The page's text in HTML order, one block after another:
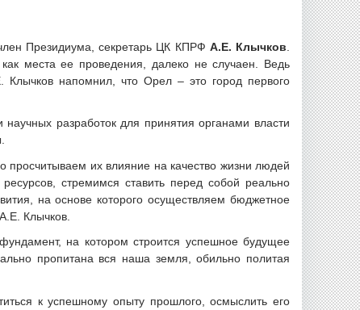
Президиума, секретарь ЦК КПРФ А.Е. Клычков
места ее проведения, далеко не случаен. Ведь
напомнил, что Орел – это город первого
разработок для принятия органами власти
их влияние на качество жизни людей
стремимся ставить перед собой реально
на основе которого осуществляем бюджетное
Клычков.
на котором строится успешное будущее
пропитана вся наша земля, обильно политая
к успешному опыту прошлого, осмыслить его